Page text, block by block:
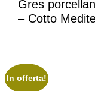
Gres
– Cotto
In offerta!